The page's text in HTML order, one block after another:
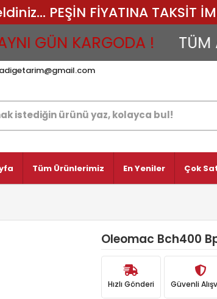
PEŞİN FİYATINA TAKSİT
KARGODA ! TÜM
adigetarim@gmail.com
Tüm Ürünlerimiz En Yeniler Çok
Oleomac Bch400
Hızlı Gönderi Güvenli